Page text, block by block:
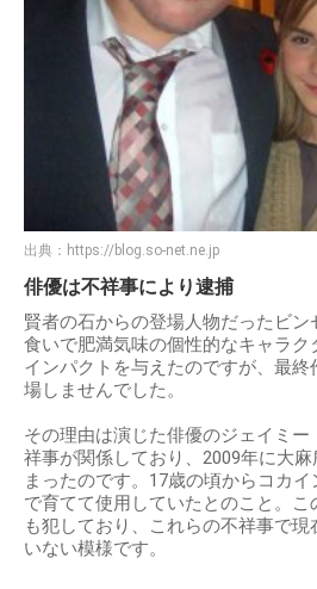
出典： https://blog.so-net.ne.jp
俳優は不祥事により逮捕
賢者の石からの登場人物だったビ
食いで肥満気味の個性的なキャラ
インパクトを与えたのですが、最
場しませんでした。
その理由は演じた俳優のジェイミ
祥事が関係しており、2009年に大
まったのです。17歳の頃からコカ
で育てて使用していたとのこと。
も犯しており、これらの不祥事で
いない模様です。